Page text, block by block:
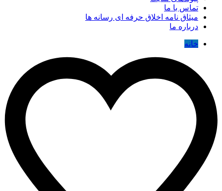
تماس با ما
میثاق نامه اخلاق حرفه ای رسانه ها
درباره ما
خانه